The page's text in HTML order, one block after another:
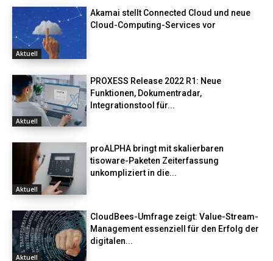
Aktuell
Akamai stellt Connected Cloud und neue
Cloud-Computing-Services vor
Aktuell
PROXESS Release 2022 R1: Neue
Funktionen, Dokumentradar,
Integrationstool für...
Aktuell
proALPHA bringt mit skalierbaren
tisoware-Paketen Zeiterfassung
unkompliziert in die...
Aktuell
CloudBees-Umfrage zeigt: Value-Stream-
Management essenziell für den Erfolg der
digitalen...